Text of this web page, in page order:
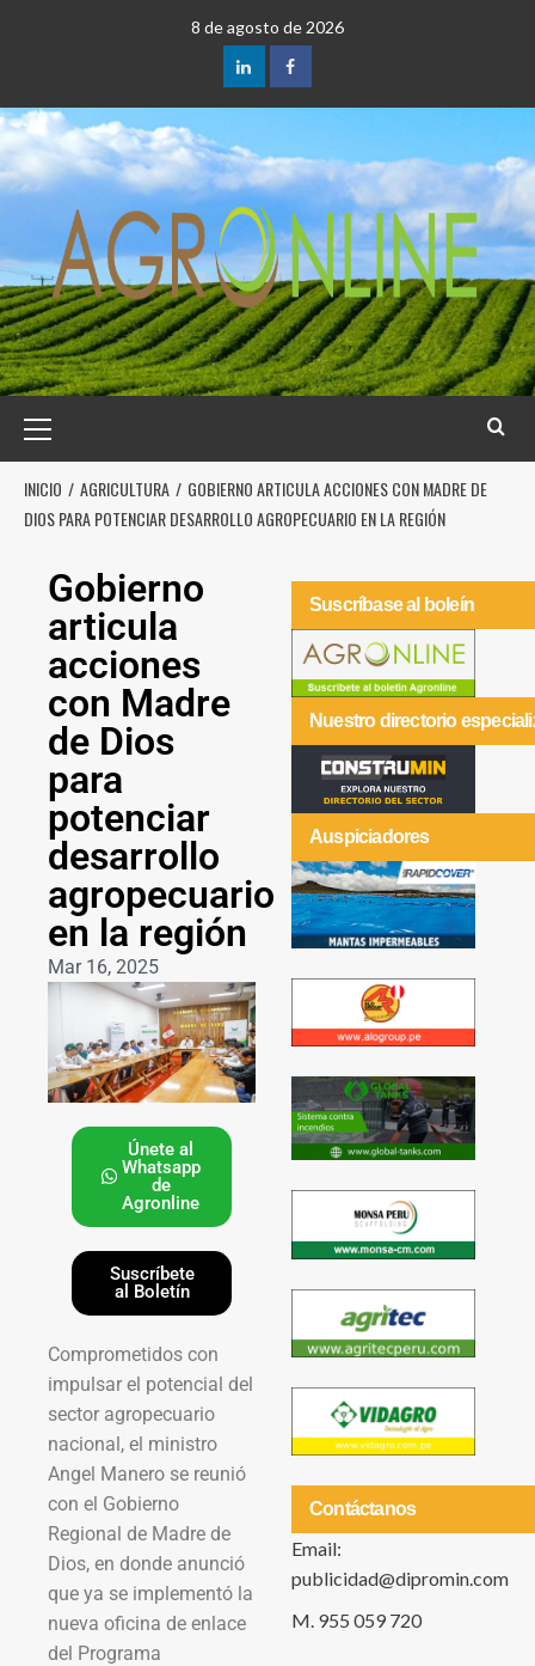
8 de agosto de 2026
INICIO AGRICULTURA
GOBIERNO ARTICULA ACCIONES CON MADRE DE
DIOS PARA POTENCIAR DESARROLLO AGROPECUARIO EN LA REGIÓN
Gobierno
articula
acciones
con Madre
de Dios
para
potenciar
desarrollo
agropecuario
en la región
Mar 16, 2025
Únete al
Whatsapp
de
Agronline
Suscríbete
al Boletín
Comprometidos con
impulsar el potencial del
sector agropecuario
nacional, el ministro
Angel Manero se reunió
con el Gobierno
Regional de Madre de
Dios, en donde anunció
que ya se implementó la
nueva oficina de enlace
del Programa
Suscríbase al boleín
Nuestro directorio
Auspiciadores
Contáctanos
Email:
publicidad@dipromin.com
M. 955 059 720